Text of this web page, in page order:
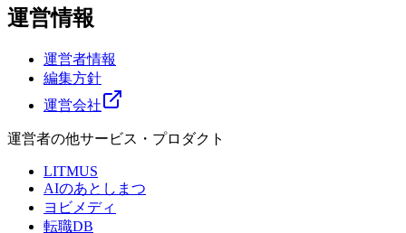
運営情報
運営者情報
編集方針
運営会社
運営者の他サービス・プロダクト
LITMUS
AIのあとしまつ
ヨビメディ
転職DB